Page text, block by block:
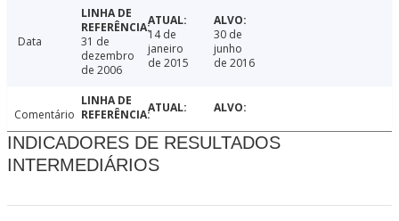
Data
31 de
dezembro
de 2006
14 de
janeiro
de 2015
30 de
junho
de 2016
Comentário
INDICADORES DE RESULTADOS
INTERMEDIÁRIOS